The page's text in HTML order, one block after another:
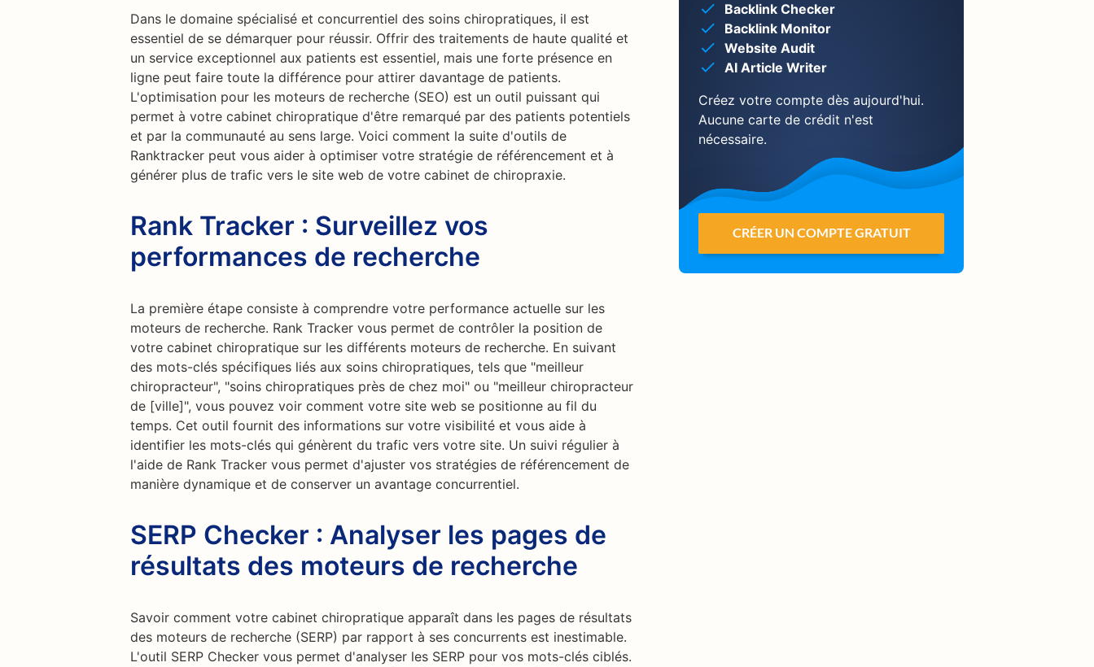
Dans le domaine spécialisé et concurrentiel des soins chiropratiques, il est
essentiel de se démarquer pour réussir. Offrir des traitements de haute qualité et
un service exceptionnel aux patients est essentiel, mais une forte présence en
ligne peut faire toute la différence pour attirer davantage de patients.
L'optimisation pour les moteurs de recherche (SEO) est un outil puissant qui
permet à votre cabinet chiropratique d'être remarqué par des patients potentiels
et par la communauté au sens large. Voici comment la suite d'outils de
Ranktracker peut vous aider à optimiser votre stratégie de référencement et à
générer plus de trafic vers le site web de votre cabinet de chiropraxie.
Rank Tracker : Surveillez vos
performances de recherche
La première étape consiste à comprendre votre performance actuelle sur les
moteurs de recherche. Rank Tracker vous permet de contrôler la position de
votre cabinet chiropratique sur les différents moteurs de recherche. En suivant
des mots-clés spécifiques liés aux soins chiropratiques, tels que "meilleur
chiropracteur", "soins chiropratiques près de chez moi" ou "meilleur chiropracteur
de [ville]", vous pouvez voir comment votre site web se positionne au fil du
temps. Cet outil fournit des informations sur votre visibilité et vous aide à
identifier les mots-clés qui génèrent du trafic vers votre site. Un suivi régulier à
l'aide de Rank Tracker vous permet d'ajuster vos stratégies de référencement de
manière dynamique et de conserver un avantage concurrentiel.
SERP Checker : Analyser les pages de
résultats des moteurs de recherche
Savoir comment votre cabinet chiropratique apparaît dans les pages de résultats
des moteurs de recherche (SERP) par rapport à ses concurrents est inestimable.
L'outil SERP Checker vous permet d'analyser les SERP pour vos mots-clés ciblés.
Backlink Checker
Backlink Monitor
Website Audit
AI Article Writer
Créez votre compte dès aujourd'hui.
Aucune carte de crédit n'est
nécessaire.
CRÉER UN COMPTE GRATUIT